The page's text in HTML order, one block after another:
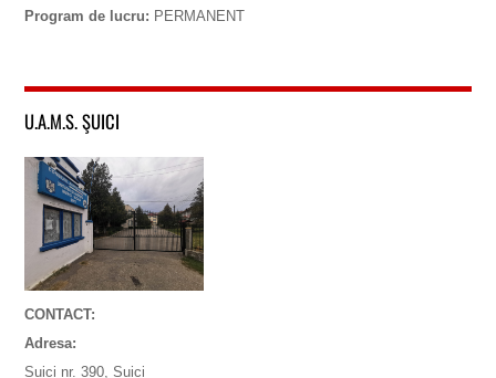
Program de lucru: PERMANENT
U.A.M.S. ŞUICI
CONTACT:
Adresa:
Șuici nr. 390, Șuici